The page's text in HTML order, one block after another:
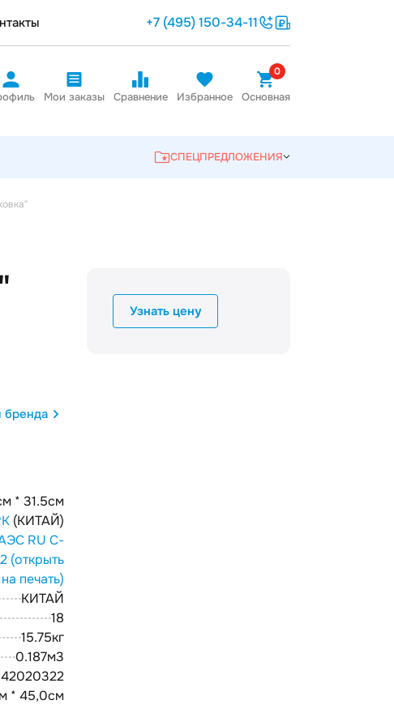
+7 (495) 150-34-11
Мои заказы Сравнение Избранное
0
Основная
СПЕЦПРЕДЛОЖЕНИЯ
Узнать цену
бренда
* 31.5см
(КИТАЙ)
RU С-
(открыть
на печать)
КИТАЙ
18
15.75кг
0.187м3
* 45,0см